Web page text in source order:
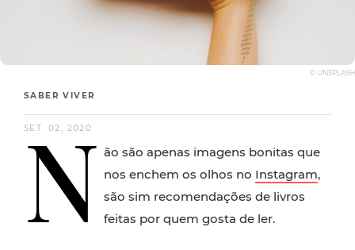
© UNSPLASH
SABER VIVER
SET. 02, 2020
N ão são apenas imagens bonitas que
nos enchem os olhos no Instagram,
são sim recomendações de livros
feitas por quem gosta de ler.